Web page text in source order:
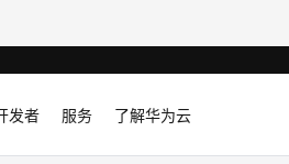
发者 服务 了解华为云